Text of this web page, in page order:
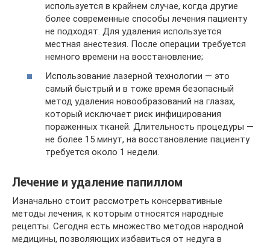
используется в крайнем случае, когда другие
более современные способы лечения пациенту
не подходят. Для удаления используется
местная анестезия. После операции требуется
немного времени на восстановление;
Использование лазерной технологии — это
самый быстрый и в тоже время безопасный
метод удаления новообразований на глазах,
который исключает риск инфицирования
пораженных тканей. Длительность процедуры —
не более 15 минут, на восстановление пациенту
требуется около 1 недели.
Лечение и удаление папиллом
Изначально стоит рассмотреть консервативные
методы лечения, к которым относятся народные
рецепты. Сегодня есть множество методов народной
медицины, позволяющих избавиться от недуга в